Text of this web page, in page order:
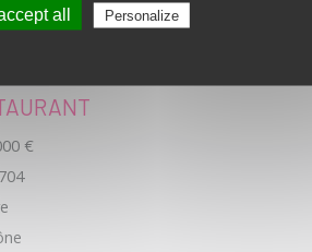
€
all Personalize